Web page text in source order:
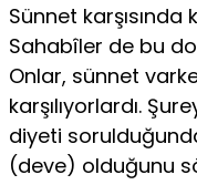
Sünnet
Sahabîler de bu
Onlar, sünnet
karşılıyorlardı.
diyeti
(deve) olduğunu